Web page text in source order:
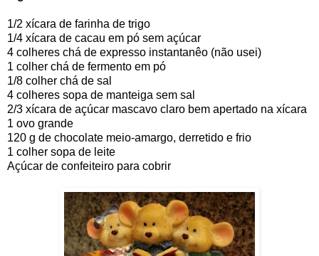
1/2 xícara de farinha de trigo
1/4 xícara de cacau em pó sem açúcar
4 colheres chá de expresso instantanêo (não usei)
1 colher chá de fermento em pó
1/8 colher chá de sal
4 colheres sopa de manteiga sem sal
2/3 xícara de açúcar mascavo claro bem apertado na xícara
1 ovo grande
120 g de chocolate meio-amargo, derretido e frio
1 colher sopa de leite
Açúcar de confeiteiro para cobrir